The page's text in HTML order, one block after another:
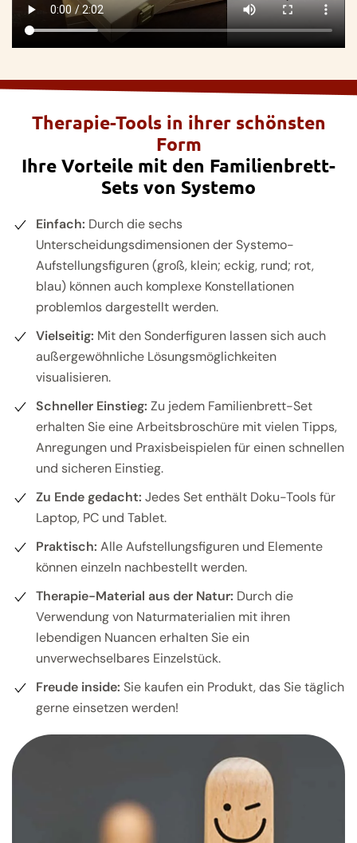
Therapie-Tools in ihrer schönsten
Form
Ihre Vorteile mit den Familienbrett-
Sets von Systemo
Einfach: Durch die sechs
Unterscheidungsdimensionen der Systemo-
Aufstellungsfiguren (groß, klein; eckig, rund; rot,
blau) können auch komplexe Konstellationen
problemlos dargestellt werden.
Vielseitig: Mit den Sonderfiguren lassen sich auch
außergewöhnliche Lösungsmöglichkeiten
visualisieren.
Schneller Einstieg: Zu jedem Familienbrett-Set
erhalten Sie eine Arbeitsbroschüre mit vielen Tipps,
Anregungen und Praxisbeispielen für einen schnellen
und sicheren Einstieg.
Zu Ende gedacht: Jedes Set enthält Doku-Tools für
Laptop, PC und Tablet.
Praktisch: Alle Aufstellungsfiguren und Elemente
können einzeln nachbestellt werden.
Therapie-Material aus der Natur: Durch die
Verwendung von Naturmaterialien mit ihren
lebendigen Nuancen erhalten Sie ein
unverwechselbares Einzelstück.
Freude inside: Sie kaufen ein Produkt, das Sie täglich
gerne einsetzen werden!